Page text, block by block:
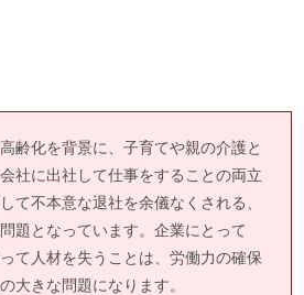
齢化を背景に、子育てや親の介護と
社に出社して仕事をすることの両立
て不本意な退社を余儀なくされる、
題となっています。企業にとって
て人材を失うことは、労働力の確保
大きな問題になります。